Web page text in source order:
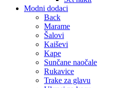
Modni dodaci
Back
Marame
Šalovi
Kaiševi
Kape
Sunčane naočale
Rukavice
Trake za glavu